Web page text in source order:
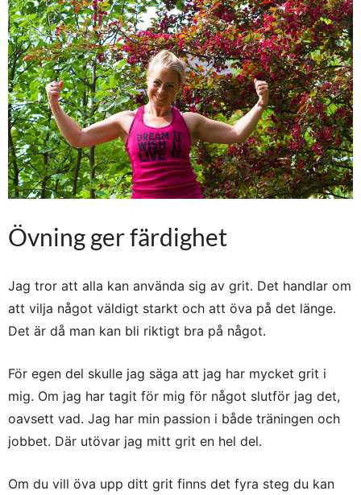
Övning ger färdighet
Jag tror att alla kan använda sig av grit. Det handlar om
att vilja något väldigt starkt och att öva på det länge.
Det är då man kan bli riktigt bra på något.
För egen del skulle jag säga att jag har mycket grit i
mig. Om jag har tagit för mig för något slutför jag det,
oavsett vad. Jag har min passion i både träningen och
jobbet. Där utövar jag mitt grit en hel del.
Om du vill öva upp ditt grit finns det fyra steg du kan